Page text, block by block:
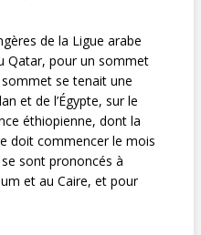
de la Ligue arabe
Qatar, pour un sommet
se tenait une
et de l’Égypte, sur le
éthiopienne, dont la
doit commencer le mois
sont prononcés à
et au Caire, et pour